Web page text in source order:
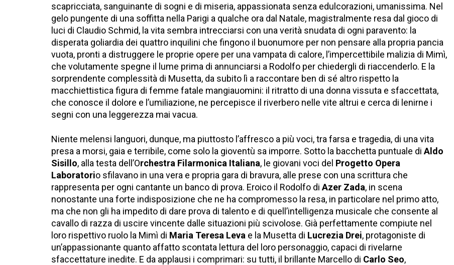
scapricciata, sanguinante di sogni e di miseria, appassionata senza edulcorazioni, umanissima. Nel
gelo pungente di una soffitta nella Parigi a qualche ora dal Natale, magistralmente resa dal gioco di
luci di Claudio Schmid, la vita sembra intrecciarsi con una verità snudata di ogni paravento: la
disperata goliardia dei quattro inquilini che fingono il buonumore per non pensare alla propria pancia
vuota, pronti a distruggere le proprie opere per una vampata di calore, l’impercettibile malizia di Mimì,
che volutamente spegne il lume prima di annunciarsi a Rodolfo per chiedergli di riaccenderlo. E la
sorprendente complessità di Musetta, da subito lì a raccontare ben di sé altro rispetto la
macchiettistica figura di femme fatale mangiauomini: il ritratto di una donna vissuta e sfaccettata,
che conosce il dolore e l’umiliazione, ne percepisce il riverbero nelle vite altrui e cerca di lenirne i
segni con una leggerezza mai vacua.
Niente melensi languori, dunque, ma piuttosto l’affresco a più voci, tra farsa e tragedia, di una vita
presa a morsi, gaia e terribile, come solo la gioventù sa imporre. Sotto la bacchetta puntuale di Aldo
Sisillo, alla testa dell’Orchestra Filarmonica Italiana, le giovani voci del Progetto Opera
Laboratorio sfilavano in una vera e propria gara di bravura, alle prese con una scrittura che
rappresenta per ogni cantante un banco di prova. Eroico il Rodolfo di Azer Zada, in scena
nonostante una forte indisposizione che ne ha compromesso la resa, in particolare nel primo atto,
ma che non gli ha impedito di dare prova di talento e di quell’intelligenza musicale che consente al
cavallo di razza di uscire vincente dalle situazioni più scivolose. Già perfettamente compiute nel
loro rispettivo ruolo la Mimì di Maria Teresa Leva e la Musetta di Lucrezia Drei, protagoniste di
un’appassionante quanto affatto scontata lettura del loro personaggio, capaci di rivelarne
sfaccettature inedite. E da applausi i comprimari: su tutti, il brillante Marcello di Carlo Seo,